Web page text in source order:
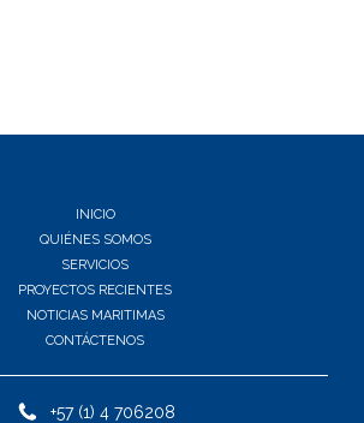
INICIO
QUIÉNES SOMOS
SERVICIOS
PROYECTOS RECIENTES
NOTICIAS MARITIMAS
CONTÁCTENOS
+57 (1) 4 706208